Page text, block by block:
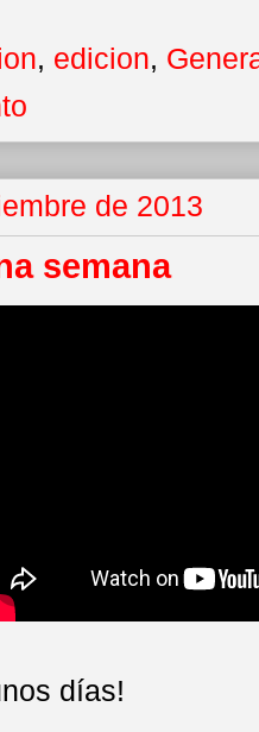
, edicion,
de 2013
semana
días!